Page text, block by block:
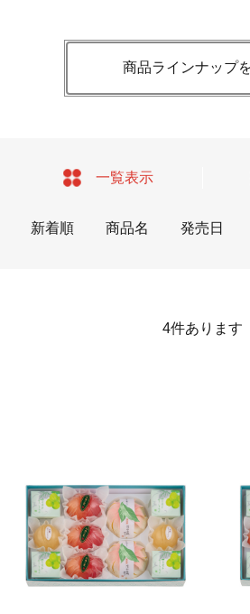
商品ラインナップ
一覧表示
新着順 商品名 発売日
4件あります